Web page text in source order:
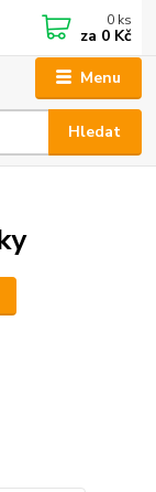
Menu
Hledat
0 ks
za 0 Kč